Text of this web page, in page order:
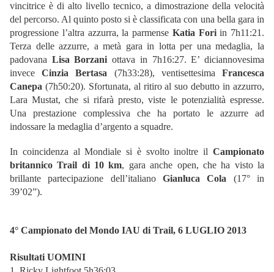
vincitrice è di alto livello tecnico, a dimostrazione della velocità
del percorso. Al quinto posto si è classificata con una bella gara in
progressione l’altra azzurra, la parmense Katia Foriin 7h11:21.
Terza delle azzurre, a metà gara in lotta per una medaglia, la
padovana Lisa Borzani ottava in 7h16:27. E’ diciannovesima
inveceCinzia Bertasa (7h33:28), ventisettesimaFrancesca
Canepa (7h50:20). Sfortunata, al ritiro al suo debutto in azzurro,
Lara Mustat, che si rifarà presto, viste le potenzialità espresse.
Una prestazione complessiva che ha portato le azzurre ad
indossare la medaglia d’argento a squadre.
In coincidenza al Mondiale si è svolto inoltre il Campionato
britannico Trail di 10 km, gara anche open, che ha visto la
brillante partecipazione dell’italiano Gianluca Cola (17° in
39’02”).
4° Campionato del Mondo IAU di Trail, 6 LUGLIO 2013
Risultati UOMINI